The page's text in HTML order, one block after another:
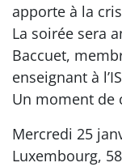
apporte à la
La soirée sera
Baccuet,
enseignant à
Un moment de
Mercredi 25
Luxembourg,